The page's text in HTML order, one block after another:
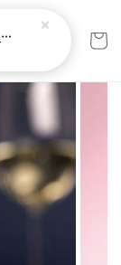
西班牙【BUFF】Coolnet抗UV頭巾-灰色波紋